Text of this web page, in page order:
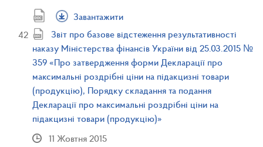
Завантажити
Звіт про базове відстеження результативності
наказу Міністерства фінансів України від 25.03.2015 №
359 «Про затвердження форми Декларації про
максимальні роздрібні ціни на підакцизні товари
(продукцію), Порядку складання та подання
Декларації про максимальні роздрібні ціни на
підакцизні товари (продукцію)»
11 Жовтня 2015